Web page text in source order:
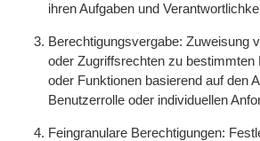
ihren Aufgaben und
Berechtigungsvergabe: Zuweisung
oder Zugriffsrechten zu
oder Funktionen basierend auf den
Benutzerrolle oder individuellen
Feingranulare Berechtigungen: